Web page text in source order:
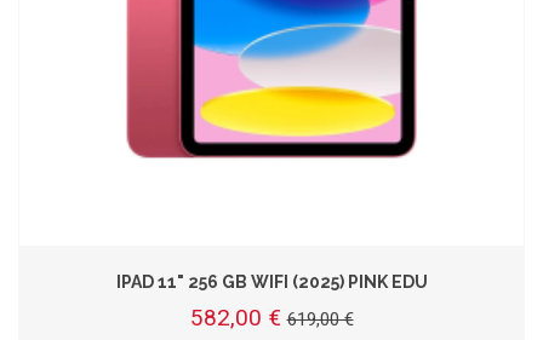
IPAD 11" 256 GB WIFI (2025) PINK EDU
582,00 € 619,00 €